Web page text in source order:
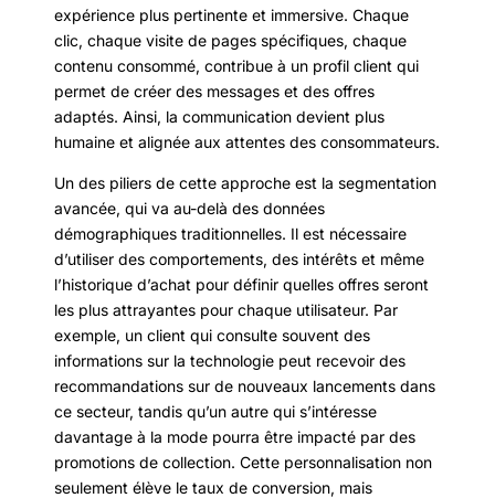
expérience plus pertinente et immersive. Chaque
clic, chaque visite de pages spécifiques, chaque
contenu consommé, contribue à un profil client qui
permet de créer des messages et des offres
adaptés. Ainsi, la communication devient plus
humaine et alignée aux attentes des consommateurs.
Un des piliers de cette approche est la segmentation
avancée, qui va au-delà des données
démographiques traditionnelles. Il est nécessaire
d’utiliser des comportements, des intérêts et même
l’historique d’achat pour définir quelles offres seront
les plus attrayantes pour chaque utilisateur. Par
exemple, un client qui consulte souvent des
informations sur la technologie peut recevoir des
recommandations sur de nouveaux lancements dans
ce secteur, tandis qu’un autre qui s’intéresse
davantage à la mode pourra être impacté par des
promotions de collection. Cette personnalisation non
seulement élève le taux de conversion, mais